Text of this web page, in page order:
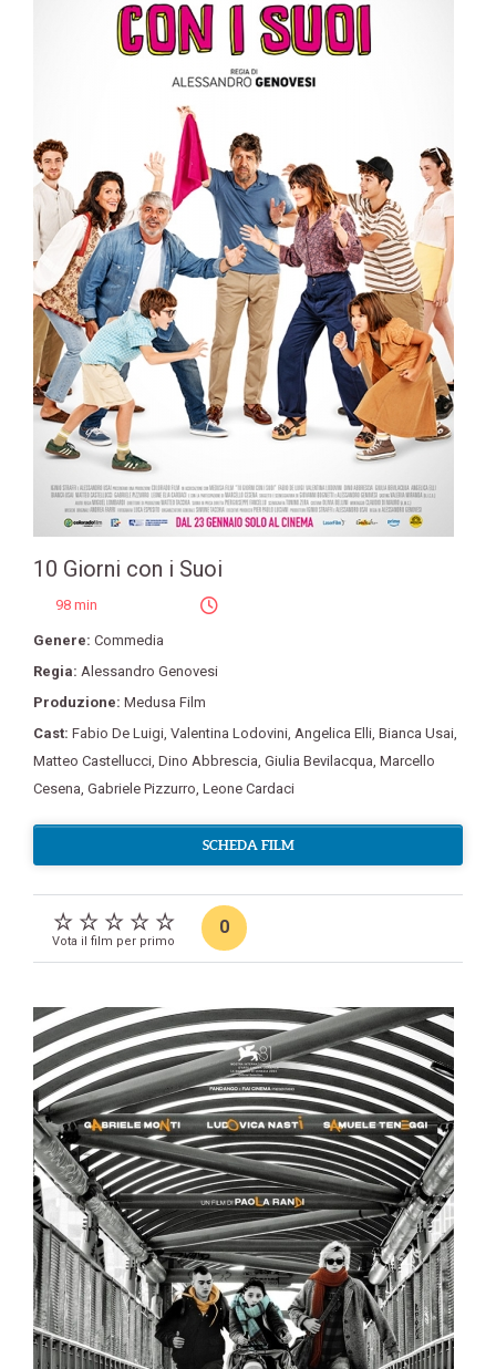
10 Giorni con i Suoi
98 min
Genere: Commedia
Regia: Alessandro Genovesi
Produzione: Medusa Film
Cast: Fabio De Luigi Valentina Lodovini Angelica Elli Bianca Usai
Matteo Castellucci Dino Abbrescia Giulia Bevilacqua Marcello
Cesena Gabriele Pizzurro Leone Cardaci
SCHEDA FILM
Vota il film per primo
0